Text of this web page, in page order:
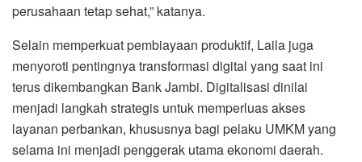
perusahaan tetap sehat,” katanya.
Selain memperkuat pembiayaan produktif, Laila juga
menyoroti pentingnya transformasi digital yang saat ini
terus dikembangkan Bank Jambi. Digitalisasi dinilai
menjadi langkah strategis untuk memperluas akses
layanan perbankan, khususnya bagi pelaku UMKM yang
selama ini menjadi penggerak utama ekonomi daerah.